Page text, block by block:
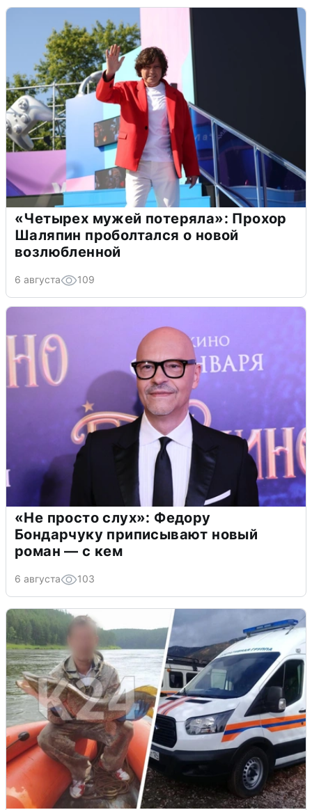
«Четырех мужей потеряла»: Прохор
Шаляпин проболтался о новой
возлюбленной
6 августа 109
«Не просто слух»: Федору
Бондарчуку приписывают новый
роман — с кем
6 августа 103